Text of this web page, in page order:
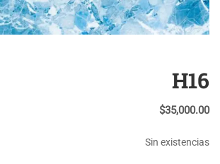
H16
$35,000.00
Sin existencias